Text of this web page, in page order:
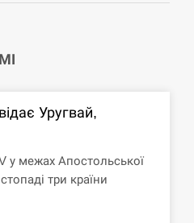
сомнения…
до 20 військових для
протоки
Уругвай,
у межах Апостольської
три країни